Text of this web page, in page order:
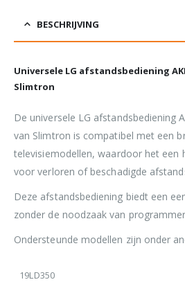
BESCHRIJVING
Universele LG afstandsbediening
Slimtron
De universele LG afstandsbediening
van Slimtron is compatibel met een
televisiemodellen, waardoor het een
voor verloren of beschadigde
Deze afstandsbediening biedt een
zonder de noodzaak van
Ondersteunde modellen zijn onder
19LD350